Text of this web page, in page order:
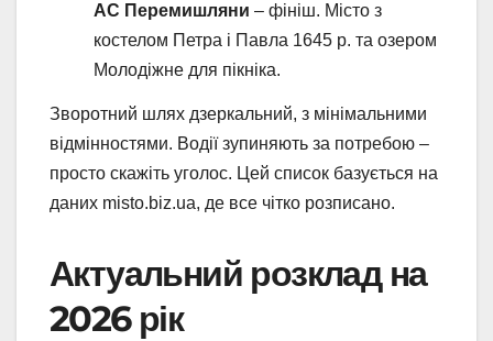
АС Перемишляни – фініш. Місто з
костелом Петра і Павла 1645 р. та озером
Молодіжне для пікніка.
Зворотний шлях дзеркальний, з мінімальними
відмінностями. Водії зупиняють за потребою –
просто скажіть уголос. Цей список базується на
даних misto.biz.ua, де все чітко розписано.
Актуальний розклад на
2026 рік